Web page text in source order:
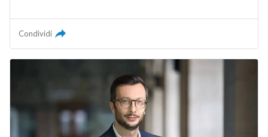
Condividi